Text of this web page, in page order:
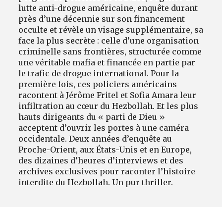
lutte anti-drogue américaine, enquête durant
près d’une décennie sur son financement
occulte et révèle un visage supplémentaire, sa
face la plus secrète : celle d’une organisation
criminelle sans frontières, structurée comme
une véritable mafia et financée en partie par
le trafic de drogue international. Pour la
première fois, ces policiers américains
racontent à Jérôme Fritel et Sofia Amara leur
infiltration au cœur du Hezbollah. Et les plus
hauts dirigeants du « parti de Dieu »
acceptent d’ouvrir les portes à une caméra
occidentale. Deux années d’enquête au
Proche-Orient, aux États-Unis et en Europe,
des dizaines d’heures d’interviews et des
archives exclusives pour raconter l’histoire
interdite du Hezbollah. Un pur thriller.